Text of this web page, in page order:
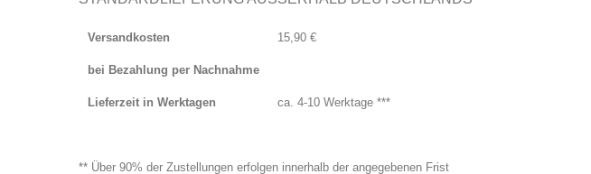
Versandkosten 15,90 €
bei Bezahlung per Nachnahme
Lieferzeit in Werktagen ca. 4-10 Werktage ***
** Über 90% der Zustellungen erfolgen innerhalb der angegebenen Frist